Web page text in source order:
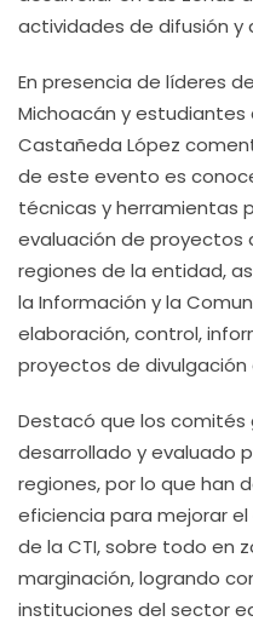
actividades de difusión y
En presencia de líderes
Michoacán y estudiantes
Castañeda López
de este evento es
técnicas y herramientas
evaluación de proyectos
regiones de la entidad,
la Información y la
elaboración, control,
proyectos de divulgación
Destacó que los
desarrollado y evaluado
regiones, por lo que han
eficiencia para mejorar
de la CTI, sobre todo en
marginación, logrando
instituciones del sector